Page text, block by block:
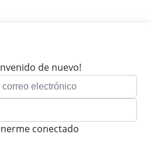
de nuevo!
conectado